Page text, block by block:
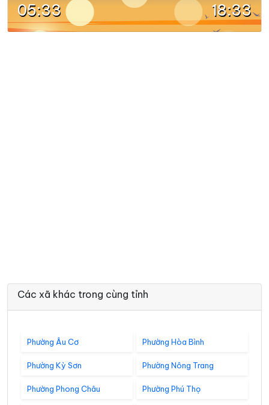
05:33 18:33
Các xã khác trong cùng tỉnh
Phường Âu Cơ Phường Hòa Bình
Phường Kỳ Sơn Phường Nông Trang
Phường Phong Châu Phường Phú Thọ